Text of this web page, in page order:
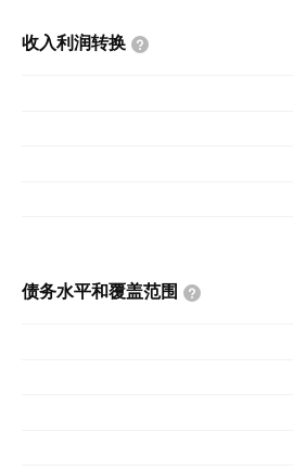
收入利润转换
债务水平和覆盖范围